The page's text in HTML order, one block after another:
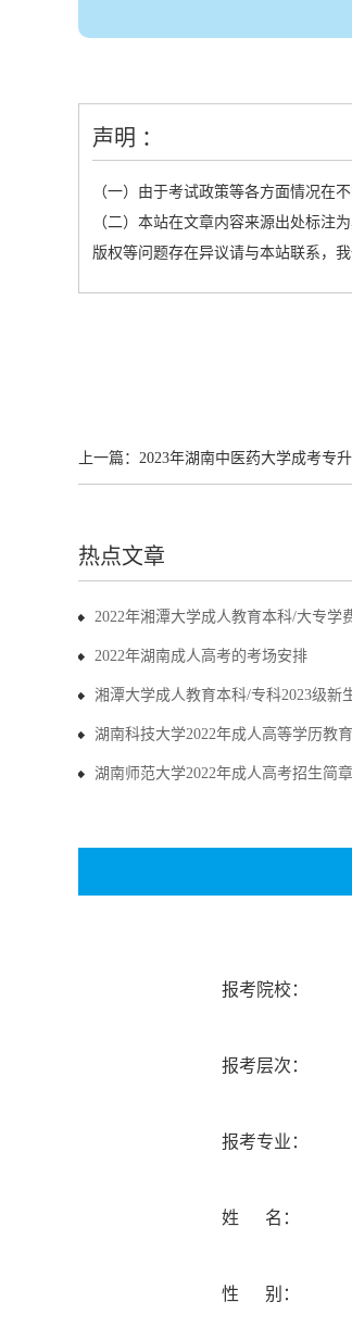
声明 ：
（一）由于考试政策等各方面情况在
（二）本站在文章内容来源出处标注
版权等问题存在异议请与本站联系，
上一篇： 2023年湖南中医药大学成考专
热点文章
2022年湘潭大学成人教育本科/大专学
2022年湖南成人高考的考场安排
湘潭大学成人教育本科/专科2023级新
湖南科技大学2022年成人高等学历教
湖南师范大学2022年成人高考招生简章
报考院校：
报考层次：
报考专业：
姓 名：
性 别：